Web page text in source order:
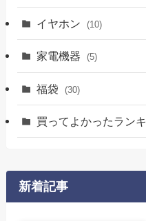
イヤホン (10)
家電機器 (5)
福袋 (30)
買ってよかったラン
新着記事